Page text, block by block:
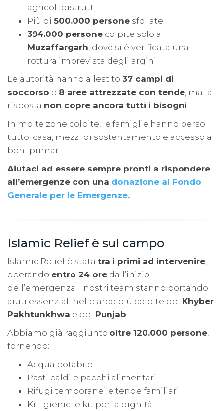
agricoli distrutti
Più di 500.000 persone sfollate
394.000 persone colpite solo a
Muzaffargarh , dove si è verificata una
rottura imprevista degli argini
Le autorità hanno allestito 37 campi di
soccorso e 8 aree attrezzate con tende , ma la
risposta non copre ancora tutti i bisogni
In molte zone colpite, le famiglie hanno perso
tutto: casa, mezzi di sostentamento e accesso a
beni primari.
Aiutaci ad essere sempre pronti a rispondere
all’emergenze con una donazione al Fondo
Generale per le Emergenze.
Islamic Relief è sul campo
Islamic Relief è stata tra i primi ad intervenire
operando entro 24 ore dall’inizio
dell’emergenza. I nostri team stanno portando
aiuti essenziali nelle aree più colpite del Khyber
Pakhtunkhwa e del Punjab
Abbiamo già raggiunto oltre 120.000 persone
fornendo:
Acqua potabile
Pasti caldi e pacchi alimentari
Rifugi temporanei e tende familiari
Kit igienici e kit per la dignità